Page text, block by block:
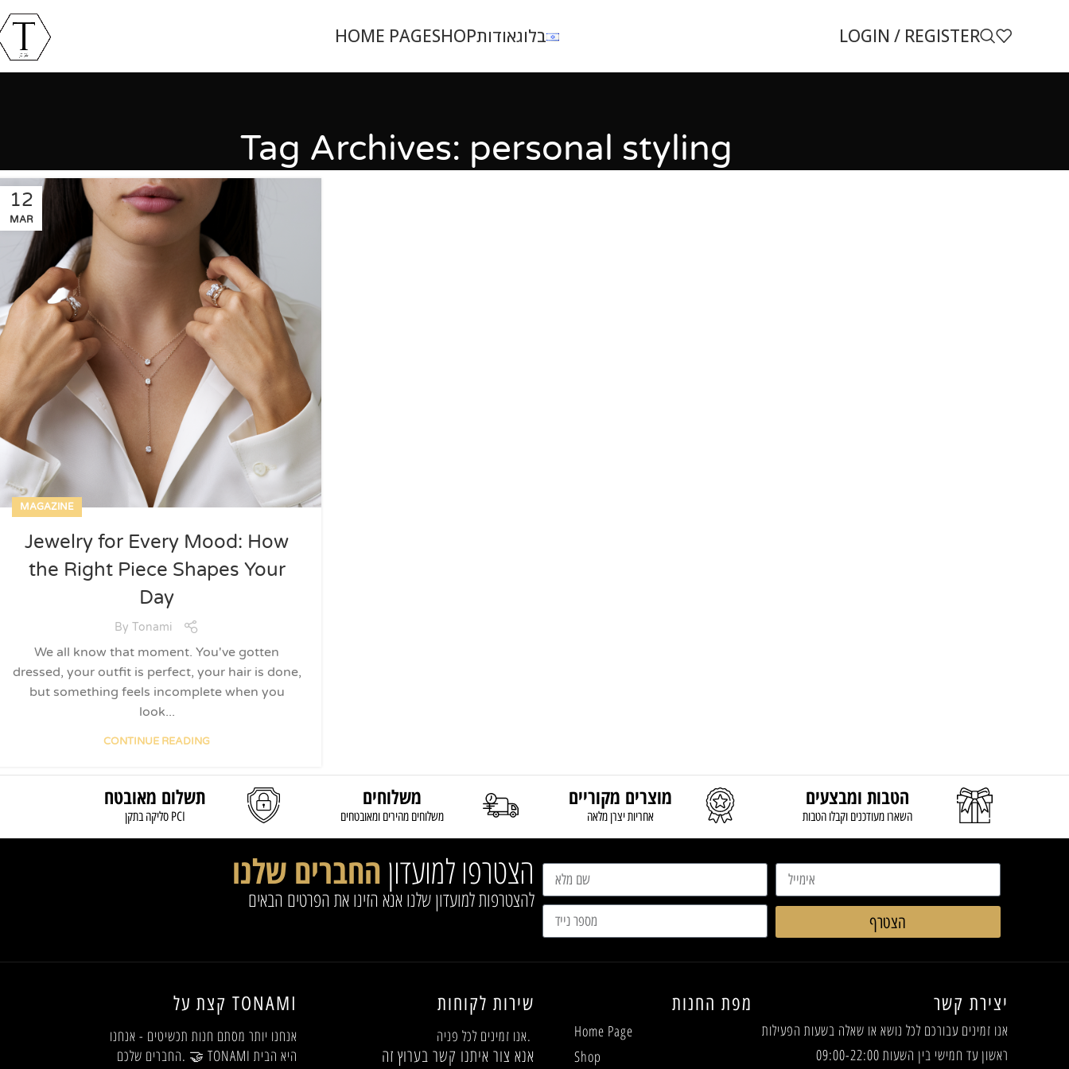
HOME PAGESHOPאודותבלוג LOGIN / REGISTER
Tag Archives: personal styling
12
MAR
MAGAZINE
Jewelry for Every Mood: How
the Right Piece Shapes Your
Day
By Tonami
We all know that moment. You've gotten
dressed, your outfit is perfect, your hair is done,
but something feels incomplete when you
look...
CONTINUE READING
תשלום מאובטח
סליקה בתקן PCI
משלוחים
משלוחים מהירים ומאובטחים
מוצרים מקוריים
אחריות יצרן מלאה
הטבות ומבצעים
השארו מעודכנים וקבלו הטבות
הצטרפו למועדוןהחברים שלנו
להצטרפות למועדון שלנו אנא הזינו את הפרטים הבאים
הצטרף
קצת על TONAMI
אנחנו יותר מסתם חנות תכשיטים - אנחנו
החברים שלכם. 🤝 TONAMI היא הבית
שירות לקוחות
אנו זמינים לכל פניה.
אנא צור איתנו קשר בערוץ זה
מפת החנות
Home Page
Shop
יצירת קשר
אנו זמינים עבורכם לכל נושא או שאלה בשעות הפעילות
ראשון עד חמישי בין השעות 09:00-22:00